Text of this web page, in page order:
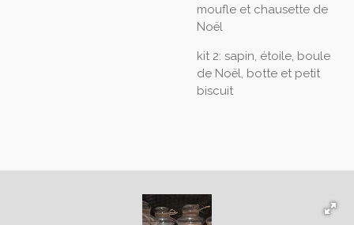
moufle et chausette de
Noël
kit 2: sapin, étoile, boule
de Noël, botte et petit
biscuit